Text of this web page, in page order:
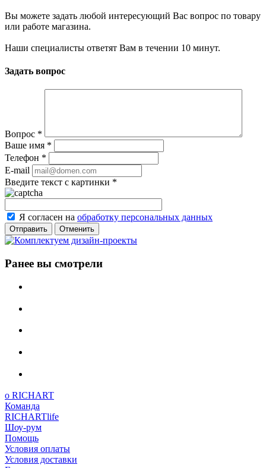
Вы можете задать любой интересующий Вас вопрос по товару
или работе магазина.
Наши специалисты ответят Вам в течении 10 минут.
Задать вопрос
Вопрос *
Ваше имя *
Телефон *
E-mail
Введите текст с картинки *
Я согласен на обработку персональных данных
Отменить
Ранее вы смотрели
о RICHART
Команда
RICHARTlife
Шоу-рум
Помощь
Условия оплаты
Условия доставки